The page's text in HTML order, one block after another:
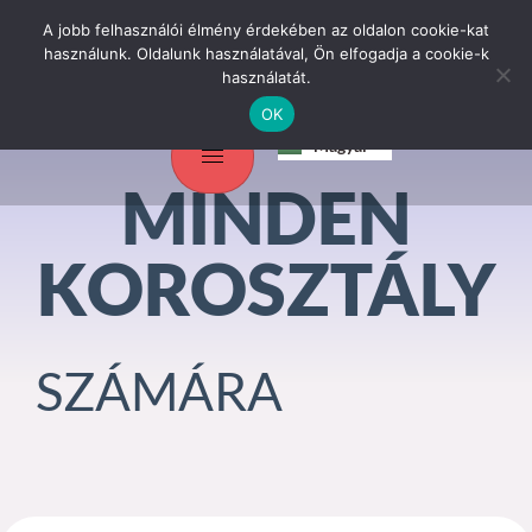
Magyar
English
MINDEN
KOROSZTÁLY
SZÁMÁRA
A jobb felhasználói élmény érdekében az oldalon cookie-kat
használunk. Oldalunk használatával, Ön elfogadja a cookie-k
használatát.
OK